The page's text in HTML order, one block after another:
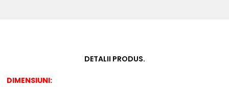
DETALII PRODUS.
DIMENSIUNI: